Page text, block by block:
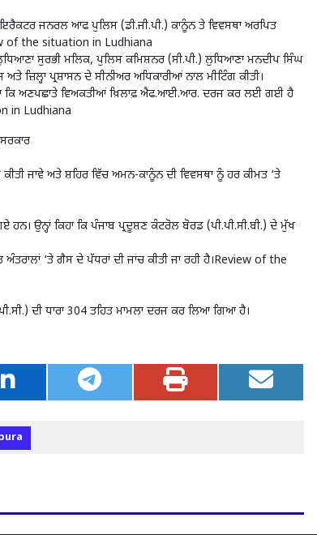
ਜਨਰਲ ਆਫ ਪੁਲਿਸ (ਡੀ.ਜੀ.ਪੀ.) ਕਾਨੂੰਨ ਤੇ ਵਿਵਸਥਾ ਅਰਪਿਤ
of the situation in Ludhiana
ਸੁਰਭੀ ਮਲਿਕ, ਪੁਲਿਸ ਕਮਿਸ਼ਨਰ (ਸੀ.ਪੀ.) ਲੁਧਿਆਣਾ ਮਨਦੀਪ ਸਿੰਘ
ਪ੍ਰਸ਼ਾਸਨ ਦੇ ਸੀਨੀਅਰ ਅਧਿਕਾਰੀਆਂ ਨਾਲ ਮੀਟਿੰਗ ਕੀਤੀ।
ਕਿ ਅਣਪਛਾਤੇ ਵਿਅਕਤੀਆਂ ਖ਼ਿਲਾਫ਼ ਐਫ.ਆਈ.ਆਰ. ਦਰਜ ਕਰ ਲਈ ਗਈ ਹੈ
in Ludhiana
ਜਾਵੇ ਅਤੇ ਸ਼ਹਿਰ ਵਿੱਚ ਅਮਨ-ਕਾਨੂੰਨ ਦੀ ਵਿਵਸਥਾ ਨੂੰ ਹਰ ਕੀਮਤ ‘ਤੇ
ਉਨ੍ਹਾਂ ਕਿਹਾ ਕਿ ਪੰਜਾਬ ਪ੍ਰਦੂਸ਼ਣ ਕੰਟਰੋਲ ਬੋਰਡ (ਪੀ.ਪੀ.ਸੀ.ਬੀ.) ਦੇ ਮੁੱਖ
‘ਤੇ ਗੈਸ ਦੇ ਪੱਧਰਾਂ ਦੀ ਜਾਂਚ ਕੀਤੀ ਜਾ ਰਹੀ ਹੈ।Review of the
ਦੀ ਧਾਰਾ 304 ਤਹਿਤ ਮਾਮਲਾ ਦਰਜ ਕਰ ਲਿਆ ਗਿਆ ਹੈ।